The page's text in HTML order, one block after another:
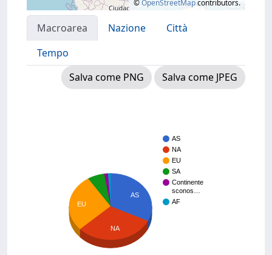
©OpenStreetMapcontributors.
Macroarea Nazione
Città
Tempo
Salva come PNG
Salva come JPEG
AS
NA
EU
SA
Continente
sconos…
AF
AS
EU
NA